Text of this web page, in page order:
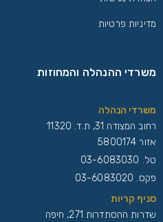
מדיניות פרטיות
משרדי ההנהלה והמחוזות
משרדי הנהלה
רחוב המצודה 31, ת.ד. 11320
אזור 5800174
טל. 03-6083030
פקס. 03-6083020
סניף קריות
שדרות ההסתדרות 271, חיפה